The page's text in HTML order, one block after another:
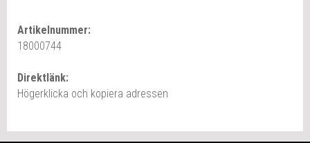
Artikelnummer:
18000744
Direktlänk:
Högerklicka och kopiera adressen